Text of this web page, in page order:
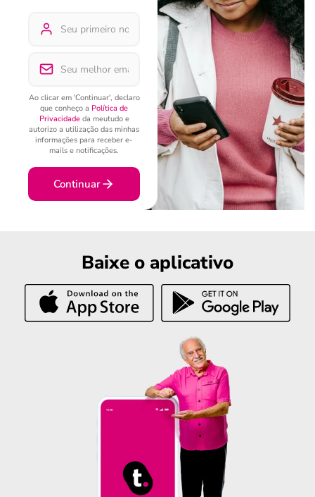
Ao clicar em 'Continuar', declaro
que conheço a Política de
Privacidadeda meutudo e
autorizo a utilização das minhas
informações para receber e-
mails e notificações.
Continuar
Baixe o aplicativo